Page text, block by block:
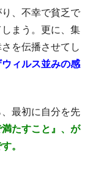
、不幸で貧乏で
まう。更に、集
を伝播させてし
ィルス並みの感
最初に自分を先
満たすこと』、が
。